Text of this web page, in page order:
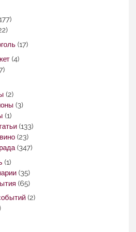
(17)
(4)
(2)
(3)
(1)
(133)
(23)
(347)
(1)
(35)
(65)
(2)